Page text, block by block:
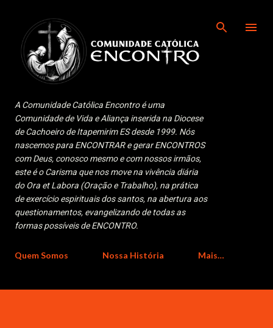
A Comunidade Católica Encontro é uma
Comunidade de Vida e Aliança inserida na Diocese
de Cachoeiro de Itapemirim ES desde 1999. Nós
nascemos para ENCONTRAR e gerar ENCONTROS
com Deus, conosco mesmo e com nossos irmãos,
este é o Carisma que nos move na vivência diária
do Ora et Labora (Oração e Trabalho), na prática
de exercício espirituais dos santos, na abertura aos
questionamentos, evangelizando de todas as
formas possíveis de ENCONTRO.
Quem Somos Nossa História Mais…